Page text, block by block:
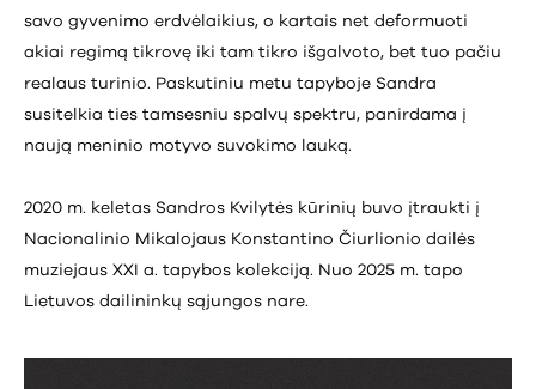
savo gyvenimo erdvėlaikius, o kartais net deformuoti
akiai regimą tikrovę iki tam tikro išgalvoto, bet tuo pačiu
realaus turinio. Paskutiniu metu tapyboje Sandra
susitelkia ties tamsesniu spalvų spektru, panirdama į
naują meninio motyvo suvokimo lauką.
2020 m. keletas Sandros Kvilytės kūrinių buvo įtraukti į
Nacionalinio Mikalojaus Konstantino Čiurlionio dailės
muziejaus XXI a. tapybos kolekciją. Nuo 2025 m. tapo
Lietuvos dailininkų sąjungos nare.